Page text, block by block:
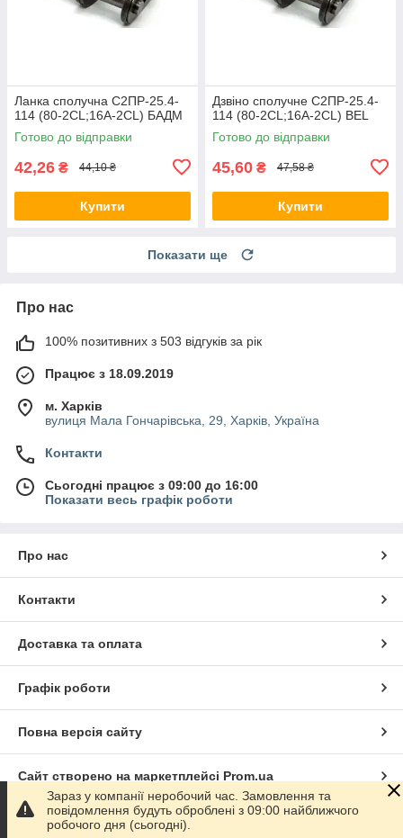
Ланка сполучна С2ПР-25.4-
114 (80-2CL;16A-2CL) БАДМ
Готово до відправки
42,26 ₴ 44,10 ₴
Купити
Дзвіно сполучне С2ПР-25.4-
114 (80-2CL;16A-2CL) BEL
Готово до відправки
45,60 ₴ 47,58 ₴
Купити
Показати ще
Про нас
100% позитивних з 503 відгуків за рік
Працює з 18.09.2019
м. Харків
вулиця Мала Гончарівська, 29, Харків, Україна
Контакти
Сьогодні працює з 09:00 до 16:00
Показати весь графік роботи
Про нас
Контакти
Доставка та оплата
Графік роботи
Повна версія сайту
Сайт створено на маркетплейсі Prom.ua
Політика конфіденційності
Зараз у компанії неробочий час. Замовлення та
повідомлення будуть оброблені з 09:00 найближчого
робочого дня (сьогодні).